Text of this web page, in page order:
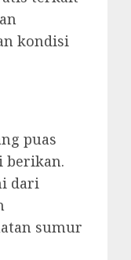
kondisi
puas
berikan.
dari
sumur